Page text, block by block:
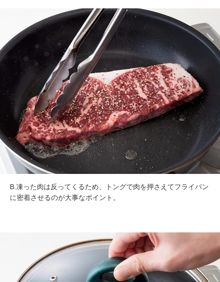
B.凍った肉は反ってくるため、トングで肉を押さえてフライパン
に密着させるのが大事なポイント。